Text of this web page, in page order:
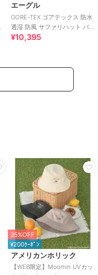
エーグル
GORE-TEX ゴアテックス 防水
透湿 防風 サファリハット バケ
ットハット
¥10,395
35%OFF
¥200ｸｰﾎﾟﾝ
アメリカンホリック
【WEB限定】Moomin UVカッ